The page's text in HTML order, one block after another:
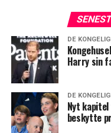
DE
Harry sin
DE
Nyt
beskytte